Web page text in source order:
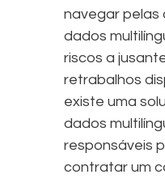
navegar pelas
dados
riscos a
retrabalhos
existe uma
dados
responsáveis
contratar um